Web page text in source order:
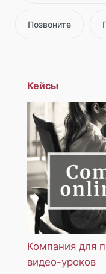
Позвоните
Кейсы
Компания для
видео-уроков